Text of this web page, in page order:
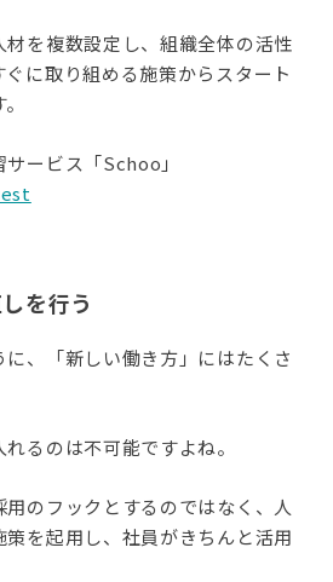
を複数設定し、組織全体の活性
に取り組める施策からスタート
ービス「Schoo」
を行う
、「新しい働き方」にはたくさ
るのは不可能ですよね。
のフックとするのではなく、人
を起用し、社員がきちんと活用